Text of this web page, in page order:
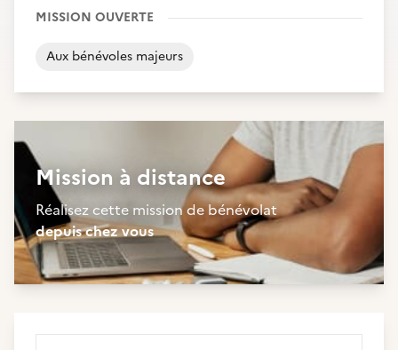
MISSION OUVERTE
Aux bénévoles majeurs
Mission à distance
Réalisez cette mission de bénévolat
depuis chez vous